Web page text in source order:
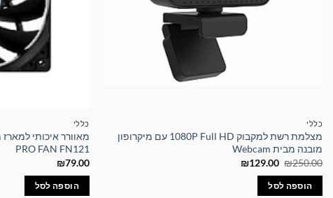
כללי
מצלמת רשת למקבוק 1080P Full HD עם מיקרופון
מובנה מבית Webcam
₪250.00
המחיר
היה:
₪250.00.
₪129.00
הוספה לסל
כללי
PRO FAN FN121
₪79.00
הוספה לסל